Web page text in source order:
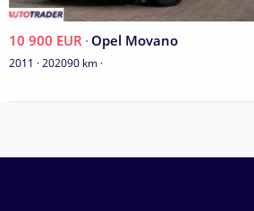
10 900 EUR·Opel Movano
2011 · 202090 km ·